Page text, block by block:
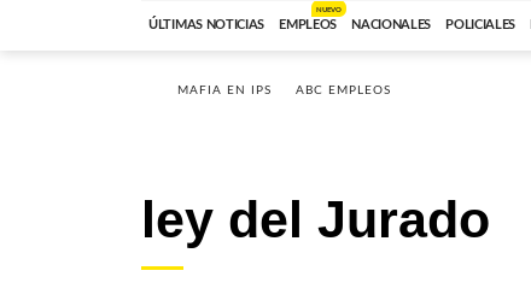
ÚLTIMAS NOTICIAS EMPLEOS
NUEVO
NACIONALES POLICIALES
MAFIA EN IPS ABC EMPLEOS
ley del Jurado